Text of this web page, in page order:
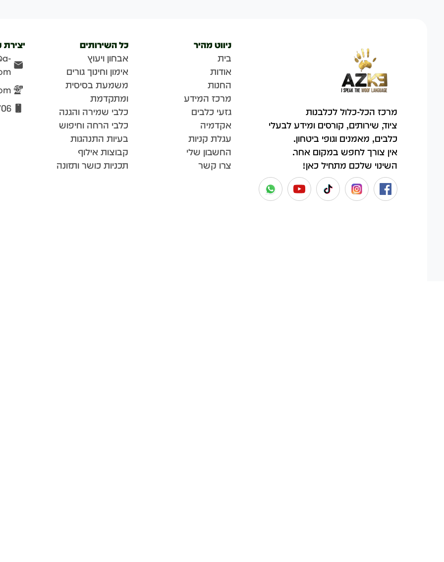
מרכז הכל-כלול לכלבנות
ציוד, שירותים, קורסים ומידע לבעלי
כלבים, מאמנים וגופי ביטחון.
אין צורך לחפש במקום אחר.
השינוי שלכם מתחיל כאן!
ניווט מהיר
בית
אודות
החנות
מרכז המידע
גזעי כלבים
אקדמיה
עגלת קניות
החשבון שלי
צרו קשר
כל השירותים
אבחון ויעוץ
אימון וחינוך גורים
משמעת בסיסית
ומתקדמת
כלבי שמירה והגנה
כלבי הרחה וחיפוש
בעיות התנהגות
קבוצות אילוף
תכניות כושר ותזונה